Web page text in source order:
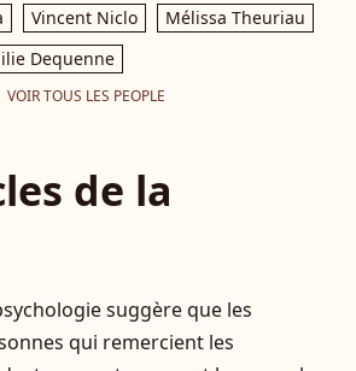
Vincent Niclo
Mélissa Theuriau
Dequenne
VOIR TOUS LES PEOPLE
de la
suggère que les
qui remercient les